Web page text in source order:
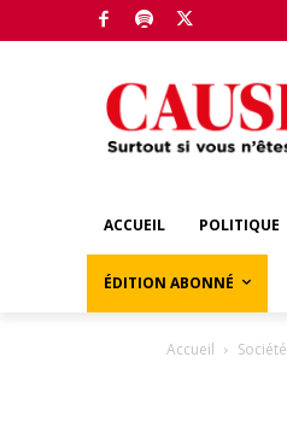
ACCUEIL POLITIQUE
ÉDITION ABONNÉ
Accueil Société